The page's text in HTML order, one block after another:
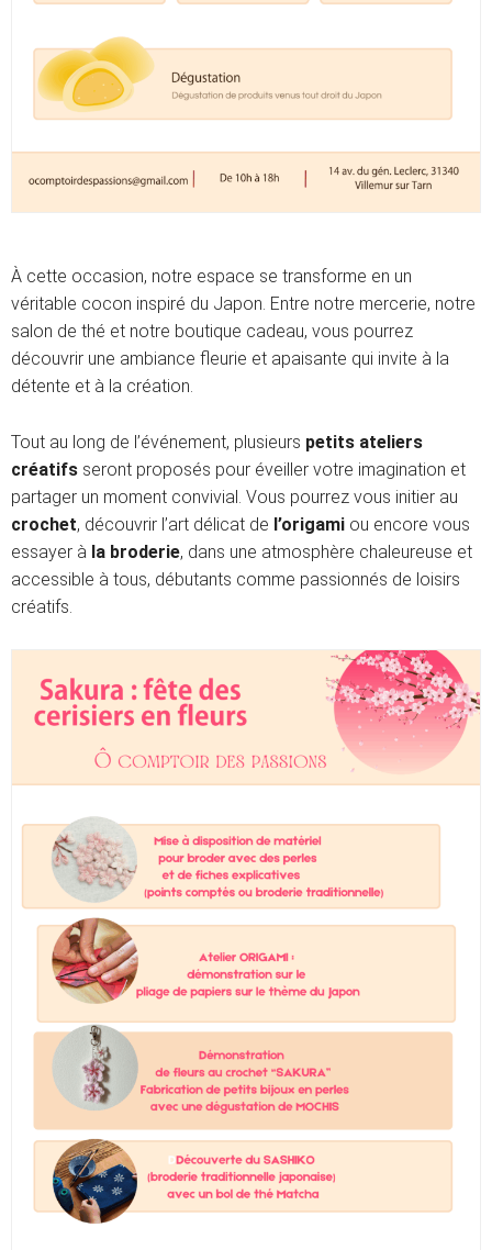
À cette occasion, notre espace se transforme en un
véritable cocon inspiré du Japon. Entre notre mercerie, notre
salon de thé et notre boutique cadeau, vous pourrez
découvrir une ambiance fleurie et apaisante qui invite à la
détente et à la création.
Tout au long de l’événement, plusieurs petits ateliers
créatifs seront proposés pour éveiller votre imagination et
partager un moment convivial. Vous pourrez vous initier au
crochet, découvrir l’art délicat de l’origami ou encore vous
essayer à la broderie, dans une atmosphère chaleureuse et
accessible à tous, débutants comme passionnés de loisirs
créatifs.